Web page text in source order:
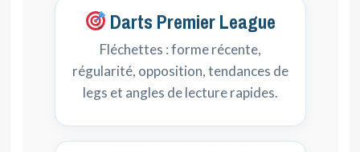
Darts Premier League
Fléchettes : forme récente,
régularité, opposition, tendances de
legs et angles de lecture rapides.